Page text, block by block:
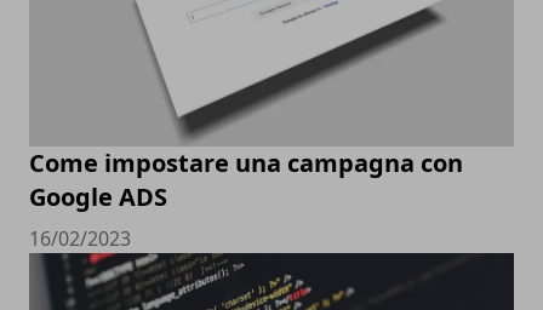
Come impostare una campagna con
Google ADS
16/02/2023